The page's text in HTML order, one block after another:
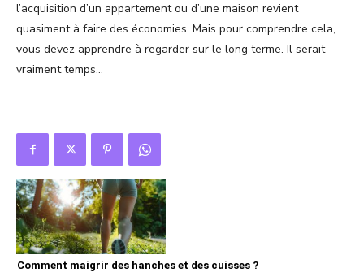
l’acquisition d’un appartement ou d’une maison revient
quasiment à faire des économies. Mais pour comprendre cela,
vous devez apprendre à regarder sur le long terme. Il serait
vraiment temps…
Comment maigrir des hanches et des cuisses ?